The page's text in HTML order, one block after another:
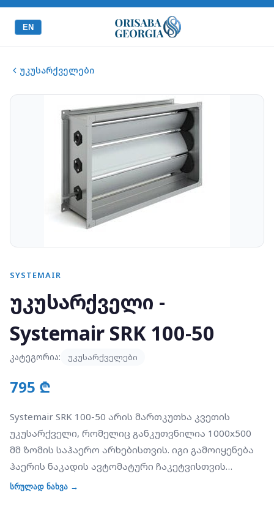
EN
უკუსარქველები
SYSTEMAIR
უკუსარქველი -
Systemair SRK 100-50
კატეგორია: უკუსარქველები
795 ₾
Systemair SRK 100-50 არის მართკუთხა კვეთის
უკუსარქველი, რომელიც განკუთვნილია 1000x500
მმ ზომის საჰაერო არხებისთვის. იგი გამოიყენება
ჰაერის ნაკადის ავტომატური ჩაკეტვისთვის
მართკუთხა სავენტილაციო სისტემებში.
სრულად ნახვა →